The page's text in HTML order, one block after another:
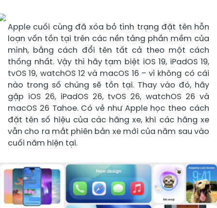
Apple cuối cùng đã xóa bỏ tình trạng đặt tên hỗn
loạn vốn tồn tại trên các nền tảng phần mềm của
mình, bằng cách đổi tên tất cả theo một cách
thống nhất. Vậy thì hãy tạm biệt iOS 19, iPadOS 19,
tvOS 19, watchOS 12 và macOS 16 – vì không có cái
nào trong số chúng sẽ tồn tại. Thay vào đó, hãy
gặp iOS 26, iPadOS 26, tvOS 26, watchOS 26 và
macOS 26 Tahoe. Có vẻ như Apple học theo cách
đặt tên số hiệu của các hãng xe, khi các hãng xe
vẫn cho ra mắt phiên bản xe mới của năm sau vào
cuối năm hiện tại.